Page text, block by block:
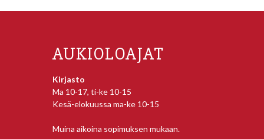
AUKIOLOAJAT
Kirjasto
Ma 10-17, ti-ke 10-15
Kesä-elokuussa ma-ke 10-15
Muina aikoina sopimuksen mukaan.